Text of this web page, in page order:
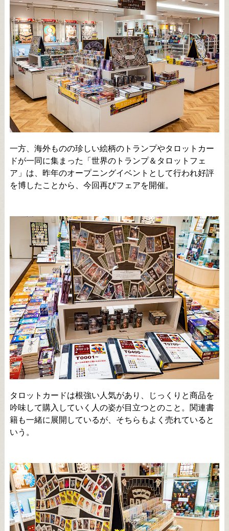
一方、海外ものの珍しい絵柄のトランプやタロットカー
ドが一同に集まった「世界のトランプ＆タロットフェ
ア」は、昨年のオープニングイベントとして行われ好評
を博したことから、今回再びフェアを開催。
タロットカードは根強い人気があり、じっくりと商品を
吟味して購入していく人の姿が目立つとのこと。関連書
籍も一緒に展開しているが、そちらもよく売れていると
いう。